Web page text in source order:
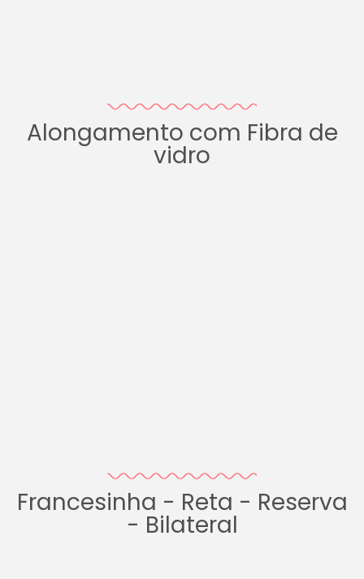
Alongamento com Fibra de
vidro
Francesinha - Reta - Reserva
- Bilateral